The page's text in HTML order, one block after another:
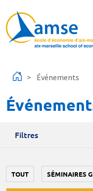
Événements
Filtres
TOUT SÉMINAIRES